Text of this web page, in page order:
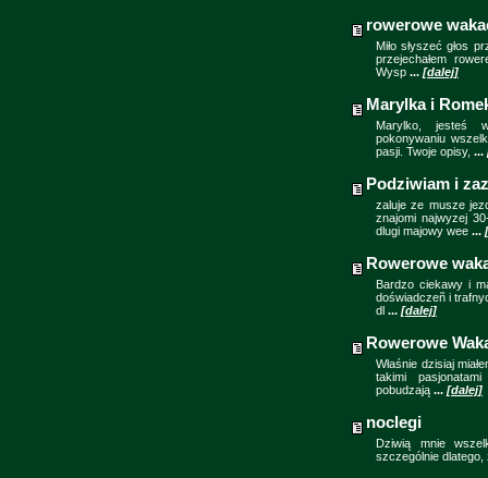
rowerowe
Miło słyszeć głos
przejechałem
Wysp ... [dalej]
Marylka i
Marylko, jesteś
pokonywaniu
pasji. Twoje opisy, ...
Podziwiam i
zaluje ze musze
znajomi najwyzej
dlugi majowy wee ...
Rowerowe
Bardzo ciekawy i
doświadczeñ i
dl ... [dalej]
Rowerowe
Właśnie dzisiaj
takimi
pobudzają ... [dalej]
noclegi
Dziwią mnie
szczególnie